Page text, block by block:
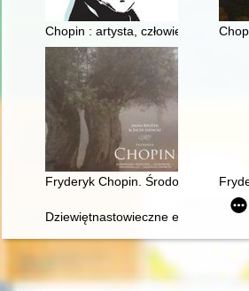
Chopin : artysta, człowiek
Fryderyk Chopin. Środowisko
Dziewiętnastowieczne edycje dzieł